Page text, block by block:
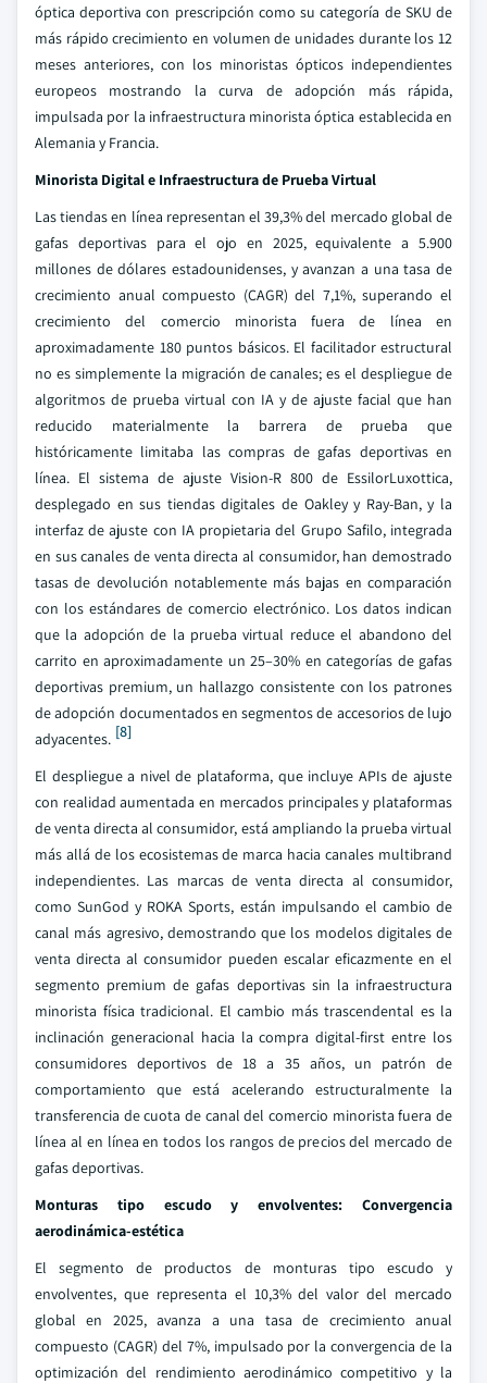
óptica deportiva con prescripción como su categoría de SKU de
más rápido crecimiento en volumen de unidades durante los 12
meses anteriores, con los minoristas ópticos independientes
europeos mostrando la curva de adopción más rápida,
impulsada por la infraestructura minorista óptica establecida en
Alemania y Francia.
Minorista Digital e Infraestructura de Prueba Virtual
Las tiendas en línea representan el 39,3% del mercado global de
gafas deportivas para el ojo en 2025, equivalente a 5.900
millones de dólares estadounidenses, y avanzan a una tasa de
crecimiento anual compuesto (CAGR) del 7,1%, superando el
crecimiento del comercio minorista fuera de línea en
aproximadamente 180 puntos básicos. El facilitador estructural
no es simplemente la migración de canales; es el despliegue de
algoritmos de prueba virtual con IA y de ajuste facial que han
reducido materialmente la barrera de prueba que
históricamente limitaba las compras de gafas deportivas en
línea. El sistema de ajuste Vision-R 800 de EssilorLuxottica,
desplegado en sus tiendas digitales de Oakley y Ray-Ban, y la
interfaz de ajuste con IA propietaria del Grupo Safilo, integrada
en sus canales de venta directa al consumidor, han demostrado
tasas de devolución notablemente más bajas en comparación
con los estándares de comercio electrónico. Los datos indican
que la adopción de la prueba virtual reduce el abandono del
carrito en aproximadamente un 25–30% en categorías de gafas
deportivas premium, un hallazgo consistente con los patrones
de adopción documentados en segmentos de accesorios de lujo
adyacentes. [8]
El despliegue a nivel de plataforma, que incluye APIs de ajuste
con realidad aumentada en mercados principales y plataformas
de venta directa al consumidor, está ampliando la prueba virtual
más allá de los ecosistemas de marca hacia canales multibrand
independientes. Las marcas de venta directa al consumidor,
como SunGod y ROKA Sports, están impulsando el cambio de
canal más agresivo, demostrando que los modelos digitales de
venta directa al consumidor pueden escalar eficazmente en el
segmento premium de gafas deportivas sin la infraestructura
minorista física tradicional. El cambio más trascendental es la
inclinación generacional hacia la compra digital-first entre los
consumidores deportivos de 18 a 35 años, un patrón de
comportamiento que está acelerando estructuralmente la
transferencia de cuota de canal del comercio minorista fuera de
línea al en línea en todos los rangos de precios del mercado de
gafas deportivas.
Monturas tipo escudo y envolventes: Convergencia
aerodinámica-estética
El segmento de productos de monturas tipo escudo y
envolventes, que representa el 10,3% del valor del mercado
global en 2025, avanza a una tasa de crecimiento anual
compuesto (CAGR) del 7%, impulsado por la convergencia de la
optimización del rendimiento aerodinámico competitivo y la